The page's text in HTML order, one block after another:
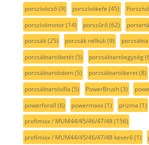
porszívócső(9) porszívókefe (45)
porszívómotor(14) porszűrő(62)
porzsák(25) porzsák nélküli (9)
porzsáktartóbetét(5) porzsáktartóegység
porzsáktartóidom(5) porzsáktartókeret(8)
porzsáktartóvilla (5) PowerBrush(3)
powerforall (6) powermaxx(1) prizma (1)
profimixx / MUM44/45/46/47/48(156)
profimixx / MUM44/45/46/47/48 keverő(1)